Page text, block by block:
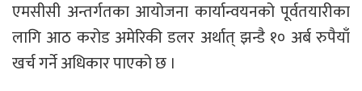
एमसीसी अन्तर्गतका आयोजना कार्यान्वयनको पूर्वतयारीका
लागि आठ करोड अमेरिकी डलर अर्थात् झन्डै १० अर्ब रुपैयाँ
खर्च गर्ने अधिकार पाएको छ ।